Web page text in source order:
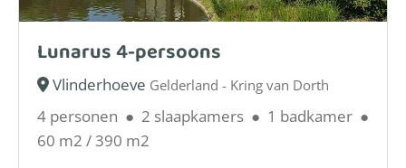
Lunarus 4-persoons
Vlinderhoeve Gelderland - Kring van Dorth
4 personen ● 2 slaapkamers ● 1 badkamer ●
60 m2 / 390 m2